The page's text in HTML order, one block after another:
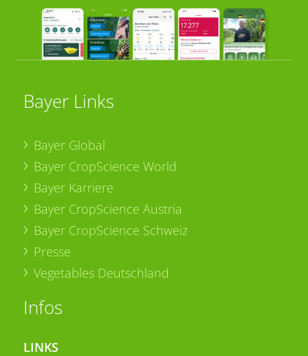
Bayer Links
Bayer Global
Bayer CropScience World
Bayer Karriere
Bayer CropScience Austria
Bayer CropScience Schweiz
Presse
Vegetables Deutschland
Infos
LINKS